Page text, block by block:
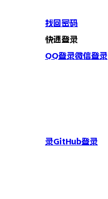
找回密码
快速登录
QQ登录微信登录
录GitHub登录